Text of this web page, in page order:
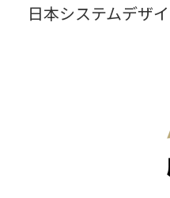
日本システムデザ